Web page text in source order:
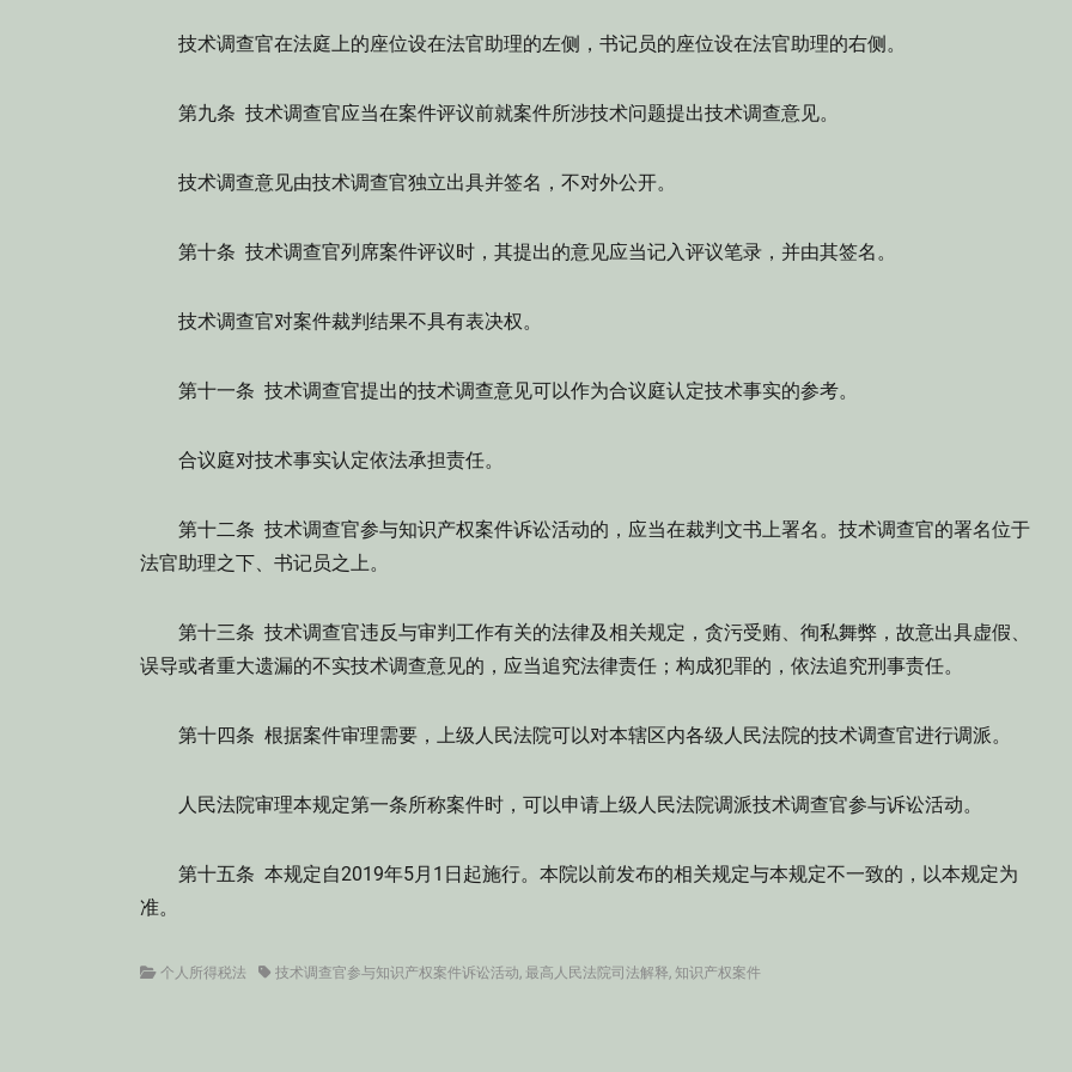
技术调查官在法庭上的座位设在法官助理的左侧，书记员的座位设在法官助理的右侧。
第九条 技术调查官应当在案件评议前就案件所涉技术问题提出技术调查意见。
技术调查意见由技术调查官独立出具并签名，不对外公开。
第十条 技术调查官列席案件评议时，其提出的意见应当记入评议笔录，并由其签名。
技术调查官对案件裁判结果不具有表决权。
第十一条 技术调查官提出的技术调查意见可以作为合议庭认定技术事实的参考。
合议庭对技术事实认定依法承担责任。
第十二条 技术调查官参与知识产权案件诉讼活动的，应当在裁判文书上署名。技术调查官的署名位于
法官助理之下、书记员之上。
第十三条 技术调查官违反与审判工作有关的法律及相关规定，贪污受贿、徇私舞弊，故意出具虚假、
误导或者重大遗漏的不实技术调查意见的，应当追究法律责任；构成犯罪的，依法追究刑事责任。
第十四条 根据案件审理需要，上级人民法院可以对本辖区内各级人民法院的技术调查官进行调派。
人民法院审理本规定第一条所称案件时，可以申请上级人民法院调派技术调查官参与诉讼活动。
第十五条 本规定自2019年5月1日起施行。本院以前发布的相关规定与本规定不一致的，以本规定为
准。
Categories
个人所得税法 Tags技术调查官参与知识产权案件诉讼活动, 最高人民法院司法解释, 知识产权案件